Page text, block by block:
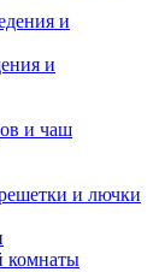
и
и
и чаш
и лючки
комнаты